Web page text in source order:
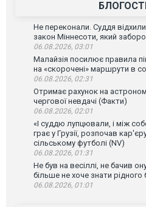
Не переконали. Суддя
закон Міннесоти, який
06.08.2026, 03:01
Малайзія посилює правила
на «скорочені» маршрути в
06.08.2026, 02:31
Отримає рахунок на
чергової невдачі (Факти)
06.08.2026, 02:01
«І суддю лупцювали, і між
грає у Грузії, розпочав
сільському футболі (NV)
06.08.2026, 01:31
Не був на весіллі, не бачив
більше не хоче знати
06.08.2026, 01:01